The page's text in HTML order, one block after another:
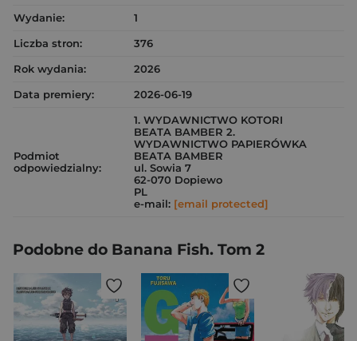
Wydanie:
1
Liczba stron:
376
Rok wydania:
2026
Data premiery:
2026-06-19
Podmiot
odpowiedzialny:
1. WYDAWNICTWO KOTORI
BEATA BAMBER 2.
WYDAWNICTWO PAPIERÓWKA
BEATA BAMBER
ul. Sowia 7
62-070 Dopiewo
PL
e-mail: [email protected]
Podobne do Banana Fish. Tom 2